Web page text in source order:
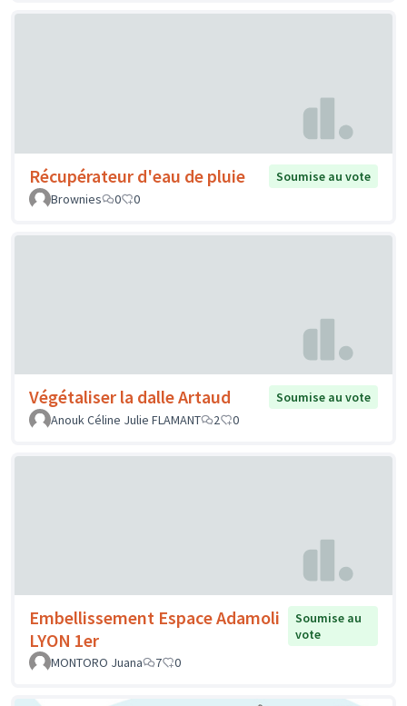
Récupérateur d'eau de pluie
Soumise au vote
Brownies
0 0
Végétaliser la dalle Artaud
Soumise au vote
Anouk Céline Julie FLAMANT
2 0
Embellissement Espace Adamoli
LYON 1er
Soumise au
vote
MONTORO Juana
7 0